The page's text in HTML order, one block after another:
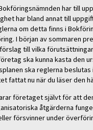
har till
har bland annat till
om detta finns i
I början av sommaren
till vilka
ska kunna kasta den
ska reglerna
fattat nu när du läser den
företaget självt för att
åtgärderna
försvinner under